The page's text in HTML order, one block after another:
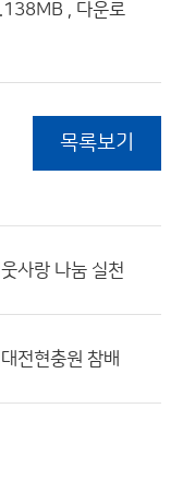
, 다운로
목록보기
사랑 나눔 실천
전현충원 참배